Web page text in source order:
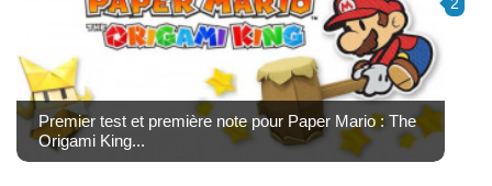
2
Premier test et première note pour Paper Mario : The
Origami King...